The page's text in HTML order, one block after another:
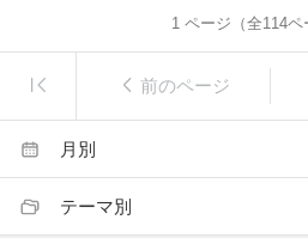
1 ページ（全114ペ
前のページ
月別
テーマ別